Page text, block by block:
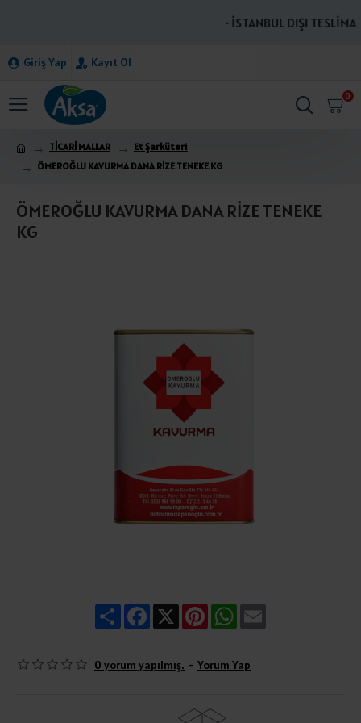
· İSTANBUL DIŞI
Giriş Yap Kayıt Ol
0
TİCARİ MALLAR
Et Şarküteri
ÖMEROĞLU KAVURMA DANA RİZE TENEKE KG
ÖMEROĞLU KAVURMA DANA RİZE TENEKE
KG
ShareFacebook
X PinterestWhatsApp
0 yorum yapılmış. - Yorum Yap